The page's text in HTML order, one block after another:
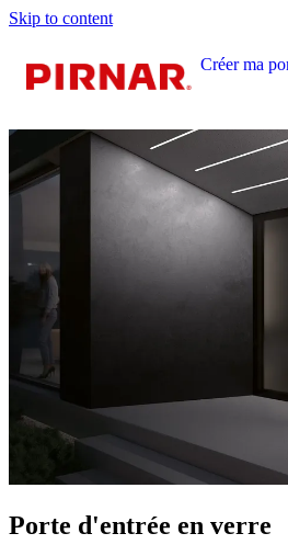
Skip to content
Créer ma
Porte d'entrée en verre